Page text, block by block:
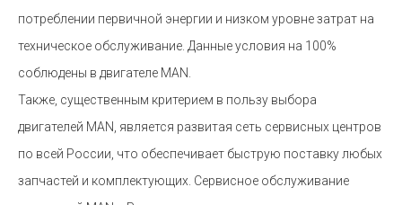
потреблении первичной энергии и низком уровне затрат на
техническое обслуживание. Данные условия на 100%
соблюдены в двигателе MAN.
Также, существенным критерием в пользу выбора
двигателей MAN, является развитая сеть сервисных центров
по всей России, что обеспечивает быструю поставку любых
запчастей и комплектующих. Сервисное обслуживание